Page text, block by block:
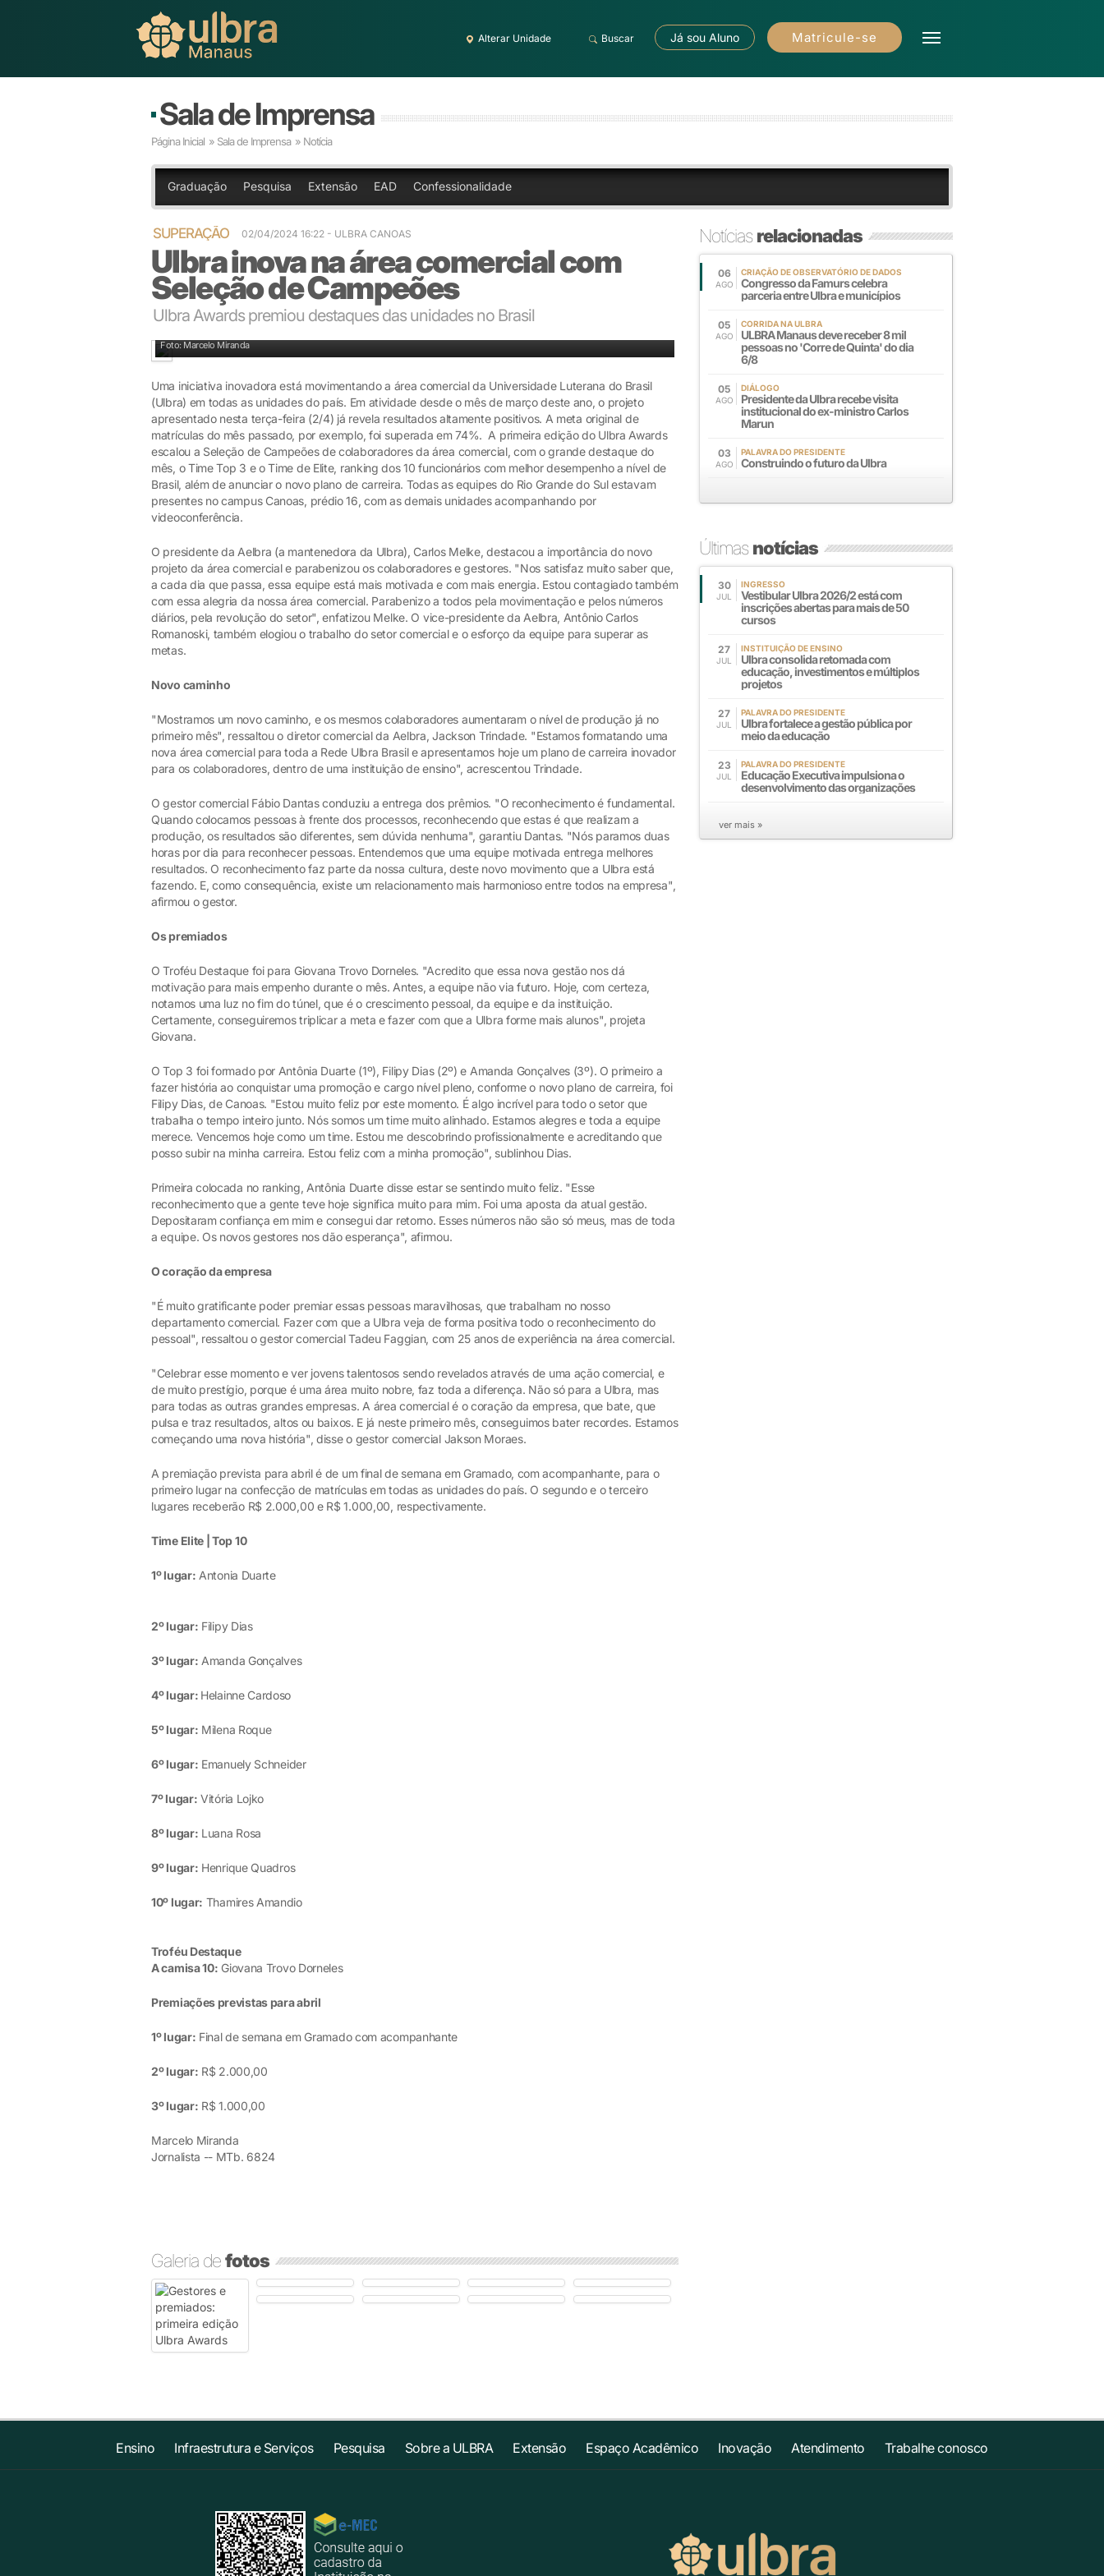
Alterar Unidade Buscar Já sou Aluno Matricule-se
Sala de Imprensa
Página Inicial » Sala de Imprensa » Notícia
Graduação Pesquisa Extensão EAD Confessionalidade
SUPERAÇÃO 02/04/2024 16:22 - ULBRA CANOAS
Ulbra inova na área comercial com
Seleção de Campeões
Ulbra Awards premiou destaques das unidades no Brasil
Foto: Marcelo Miranda
Uma iniciativa inovadora está movimentando a área comercial da Universidade Luterana do Brasil
(Ulbra) em todas as unidades do país. Em atividade desde o mês de março deste ano, o projeto
apresentado nesta terça-feira (2/4) já revela resultados altamente positivos. A meta original de
matrículas do mês passado, por exemplo, foi superada em 74%. A primeira edição do Ulbra Awards
escalou a Seleção de Campeões de colaboradores da área comercial, com o grande destaque do
mês, o Time Top 3 e o Time de Elite, ranking dos 10 funcionários com melhor desempenho a nível de
Brasil, além de anunciar o novo plano de carreira. Todas as equipes do Rio Grande do Sul estavam
presentes no campus Canoas, prédio 16, com as demais unidades acompanhando por
videoconferência.
O presidente da Aelbra (a mantenedora da Ulbra), Carlos Melke, destacou a importância do novo
projeto da área comercial e parabenizou os colaboradores e gestores. "Nos satisfaz muito saber que,
a cada dia que passa, essa equipe está mais motivada e com mais energia. Estou contagiado também
com essa alegria da nossa área comercial. Parabenizo a todos pela movimentação e pelos números
diários, pela revolução do setor", enfatizou Melke. O vice-presidente da Aelbra, Antônio Carlos
Romanoski, também elogiou o trabalho do setor comercial e o esforço da equipe para superar as
metas.
Novo caminho
"Mostramos um novo caminho, e os mesmos colaboradores aumentaram o nível de produção já no
primeiro mês", ressaltou o diretor comercial da Aelbra, Jackson Trindade. "Estamos formatando uma
nova área comercial para toda a Rede Ulbra Brasil e apresentamos hoje um plano de carreira inovador
para os colaboradores, dentro de uma instituição de ensino", acrescentou Trindade.
O gestor comercial Fábio Dantas conduziu a entrega dos prêmios. "O reconhecimento é fundamental.
Quando colocamos pessoas à frente dos processos, reconhecendo que estas é que realizam a
produção, os resultados são diferentes, sem dúvida nenhuma", garantiu Dantas. "Nós paramos duas
horas por dia para reconhecer pessoas. Entendemos que uma equipe motivada entrega melhores
resultados. O reconhecimento faz parte da nossa cultura, deste novo movimento que a Ulbra está
fazendo. E, como consequência, existe um relacionamento mais harmonioso entre todos na empresa",
afirmou o gestor.
Os premiados
O Troféu Destaque foi para Giovana Trovo Dorneles. "Acredito que essa nova gestão nos dá
motivação para mais empenho durante o mês. Antes, a equipe não via futuro. Hoje, com certeza,
notamos uma luz no fim do túnel, que é o crescimento pessoal, da equipe e da instituição.
Certamente, conseguiremos triplicar a meta e fazer com que a Ulbra forme mais alunos", projeta
Giovana.
O Top 3 foi formado por Antônia Duarte (1º), Filipy Dias (2º) e Amanda Gonçalves (3º). O primeiro a
fazer história ao conquistar uma promoção e cargo nível pleno, conforme o novo plano de carreira, foi
Filipy Dias, de Canoas. "Estou muito feliz por este momento. É algo incrível para todo o setor que
trabalha o tempo inteiro junto. Nós somos um time muito alinhado. Estamos alegres e toda a equipe
merece. Vencemos hoje como um time. Estou me descobrindo profissionalmente e acreditando que
posso subir na minha carreira. Estou feliz com a minha promoção", sublinhou Dias.
Primeira colocada no ranking, Antônia Duarte disse estar se sentindo muito feliz. "Esse
reconhecimento que a gente teve hoje significa muito para mim. Foi uma aposta da atual gestão.
Depositaram confiança em mim e consegui dar retorno. Esses números não são só meus, mas de toda
a equipe. Os novos gestores nos dão esperança", afirmou.
O coração da empresa
"É muito gratificante poder premiar essas pessoas maravilhosas, que trabalham no nosso
departamento comercial. Fazer com que a Ulbra veja de forma positiva todo o reconhecimento do
pessoal", ressaltou o gestor comercial Tadeu Faggian, com 25 anos de experiência na área comercial.
"Celebrar esse momento e ver jovens talentosos sendo revelados através de uma ação comercial, e
de muito prestígio, porque é uma área muito nobre, faz toda a diferença. Não só para a Ulbra, mas
para todas as outras grandes empresas. A área comercial é o coração da empresa, que bate, que
pulsa e traz resultados, altos ou baixos. E já neste primeiro mês, conseguimos bater recordes. Estamos
começando uma nova história", disse o gestor comercial Jakson Moraes.
A premiação prevista para abril é de um final de semana em Gramado, com acompanhante, para o
primeiro lugar na confecção de matrículas em todas as unidades do país. O segundo e o terceiro
lugares receberão R$ 2.000,00 e R$ 1.000,00, respectivamente.
Time Elite | Top 10
1º lugar: Antonia Duarte
2º lugar: Filipy Dias
3º lugar: Amanda Gonçalves
4º lugar: Helainne Cardoso
5º lugar: Milena Roque
6º lugar: Emanuely Schneider
7º lugar: Vitória Lojko
8º lugar: Luana Rosa
9º lugar: Henrique Quadros
10º lugar: Thamires Amandio
Troféu Destaque
A camisa 10: Giovana Trovo Dorneles
Premiações previstas para abril
1º lugar: Final de semana em Gramado com acompanhante
2º lugar: R$ 2.000,00
3º lugar: R$ 1.000,00
Marcelo Miranda
Jornalista -- MTb. 6824
Galeria defotos
Notíciasrelacionadas
06
AGO
CRIAÇÃO DE OBSERVATÓRIO DE DADOS
Congresso da Famurs celebra
parceria entre Ulbra e municípios
05
AGO
CORRIDA NA ULBRA
ULBRA Manaus deve receber 8 mil
pessoas no 'Corre de Quinta' do dia
6/8
05
AGO
DIÁLOGO
Presidente da Ulbra recebe visita
institucional do ex-ministro Carlos
Marun
03
AGO
PALAVRA DO PRESIDENTE
Construindo o futuro da Ulbra
Últimasnotícias
30
JUL
INGRESSO
Vestibular Ulbra 2026/2 está com
inscrições abertas para mais de 50
cursos
27
JUL
INSTITUIÇÃO DE ENSINO
Ulbra consolida retomada com
educação, investimentos e múltiplos
projetos
27
JUL
PALAVRA DO PRESIDENTE
Ulbra fortalece a gestão pública por
meio da educação
23
JUL
PALAVRA DO PRESIDENTE
Educação Executiva impulsiona o
desenvolvimento das organizações
ver mais »
Ensino Infraestrutura e Serviços Pesquisa Sobre a ULBRA Extensão Espaço Acadêmico Inovação Atendimento Trabalhe conosco